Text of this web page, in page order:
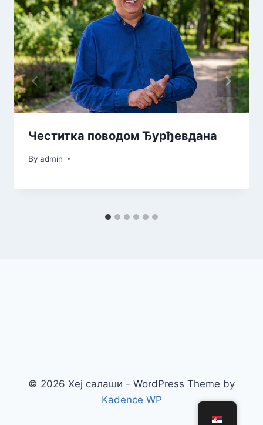
Честитка поводом Ђурђевдана
By admin
© 2026 Хеј салаши - WordPress Theme by
Kadence WP